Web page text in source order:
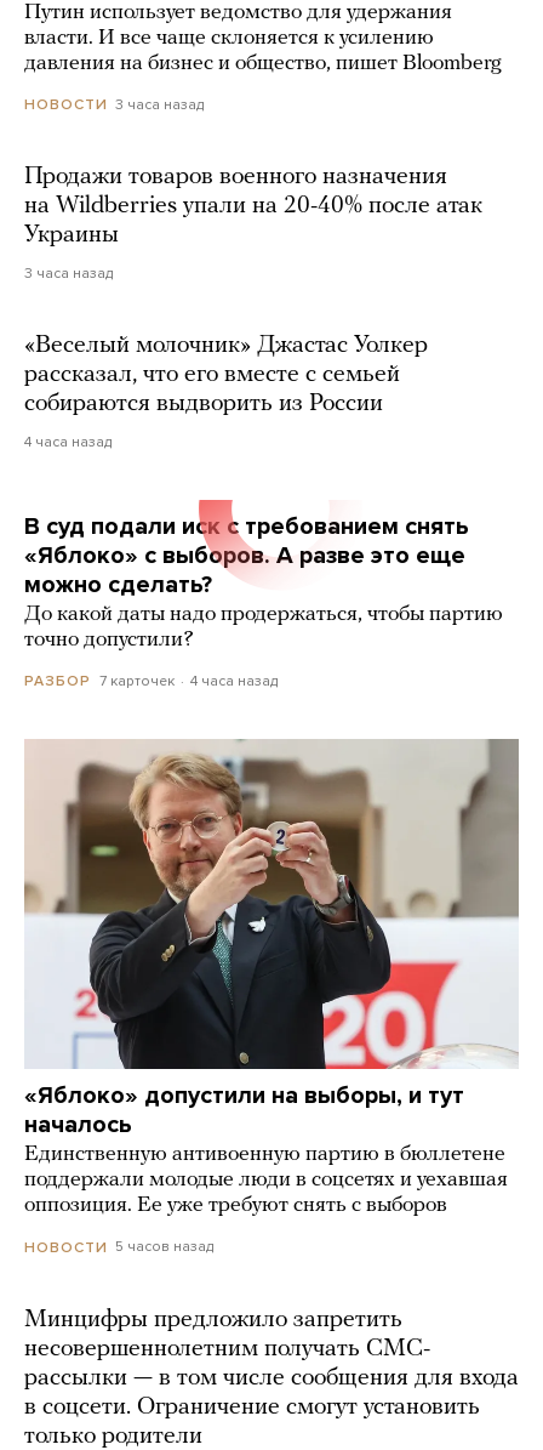
Путин использует ведомство для удержания
власти. И все чаще склоняется к усилению
давления на бизнес и общество, пишет Bloomberg
НОВОСТИ 3 часа назад
Продажи товаров военного назначения
на Wildberries упали на 20-40% после атак
Украины
3 часа назад
«Веселый молочник» Джастас Уолкер
рассказал, что его вместе с семьей
собираются выдворить из России
4 часа назад
В суд подали иск с требованием снять
«Яблоко» с выборов. А разве это еще
можно сделать?
До какой даты надо продержаться, чтобы партию
точно допустили?
РАЗБОР 7 карточек 4 часа назад
«Яблоко» допустили на выборы, и тут
началось
Единственную антивоенную партию в бюллетене
поддержали молодые люди в соцсетях и уехавшая
оппозиция. Ее уже требуют снять с выборов
НОВОСТИ 5 часов назад
Минцифры предложило запретить
несовершеннолетним получать СМС-
рассылки — в том числе сообщения для входа
в соцсети. Ограничение смогут установить
только родители